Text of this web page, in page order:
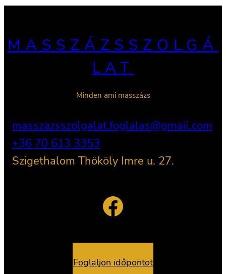
MASSZÁZSSZOLGÁ
LAT
Minden ami masszázs
masszazsszolgalat.foglalas@gmail.com
+36 70 613 3353
Szigethalom Thököly Imre u. 27.
Facebook
Foglaljon időpontot